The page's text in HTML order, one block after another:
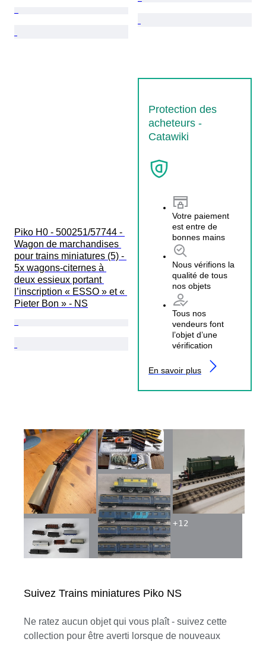
Piko H0 - 500251/57744 -
Wagon de marchandises
pour trains miniatures (5) -
5x wagons-citernes à
deux essieux portant
l’inscription « ESSO » et «
Pieter Bon » - NS
Protection des
acheteurs -
Catawiki
Votre paiement
est entre de
bonnes mains
Nous vérifions la
qualité de tous
nos objets
Tous nos
vendeurs font
l’objet d’une
vérification
En savoir plus
Suivez Trains miniatures Piko NS
Ne ratez aucun objet qui vous plaît - suivez cette
collection pour être averti lorsque de nouveaux
+12